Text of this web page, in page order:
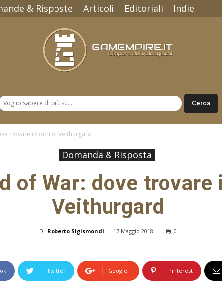
& Risposte Articoli Editoriali Indie
trovare i Corni di Veithurgard
Domanda & Risposta
of War: dove trovare
Veithurgard
Di Roberto Sigismondi - 17 Maggio 2018 0
Twitter Google+ Pinterest